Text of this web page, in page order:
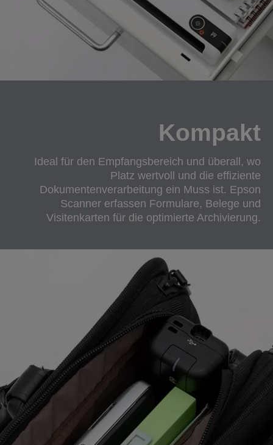
Kompakt
Ideal für den Empfangsbereich und überall, wo
Platz wertvoll und die effiziente
Dokumentenverarbeitung ein Muss ist. Epson
Scanner erfassen Formulare, Belege und
Visitenkarten für die optimierte Archivierung.